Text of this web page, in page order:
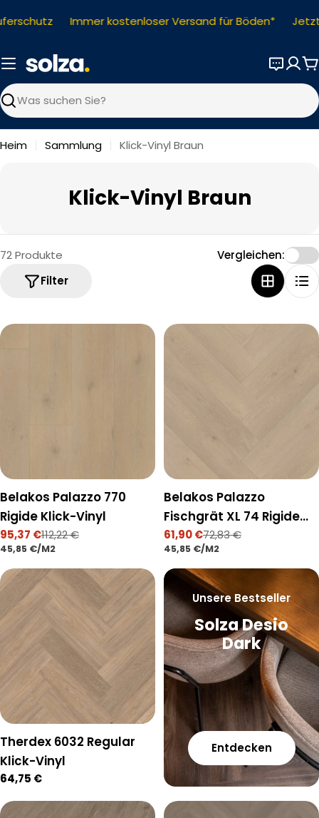
Inhalt
Immer kostenloser Versand für Böden* Jetzt
Suchen
Heim Sammlung Klick-Vinyl Braun
S
Klick-Vinyl Braun
72 Produkte
Filter
Vergleichen:
Belakos Palazzo 770
Rigide Klick-Vinyl
Verkaufspreis
95,37 €
Regulärer
Preis
112,22 €
STÜCKPREIS
45,85 €/PRO
M2
Belakos Palazzo
Fischgrät XL 74 Rigide
Klick-Vinyl
Verkaufspreis
61,90 €
Regulärer
Preis
72,83 €
STÜCKPREIS
45,85 €/PRO
M2
Therdex 6032 Regular
Klick-Vinyl
Regulärer
64,75 €
Unsere Bestseller
Solza Desio
Dark
Entdecken